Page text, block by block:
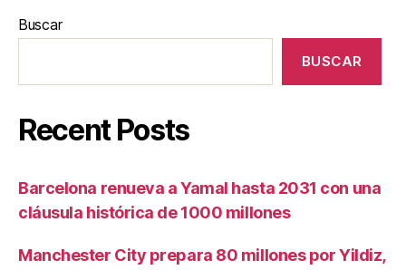
Buscar
BUSCAR
Recent Posts
Barcelona renueva a Yamal hasta 2031 con una
cláusula histórica de 1000 millones
Manchester City prepara 80 millones por Yildiz,